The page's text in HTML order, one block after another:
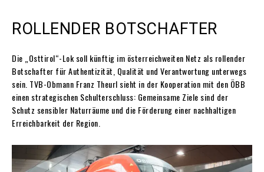
ROLLENDER BOTSCHAFTER
Die „Osttirol“-Lok soll künftig im österreichweiten Netz als rollender
Botschafter für Authentizität, Qualität und Verantwortung unterwegs
sein. TVB-Obmann Franz Theurl sieht in der Kooperation mit den ÖBB
einen strategischen Schulterschluss: Gemeinsame Ziele sind der
Schutz sensibler Naturräume und die Förderung einer nachhaltigen
Erreichbarkeit der Region.